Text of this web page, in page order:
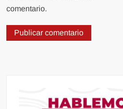
comentario.